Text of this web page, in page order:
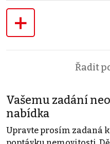
+
Řadit
Vašemu zadání
nabídka
Upravte prosím zadaná